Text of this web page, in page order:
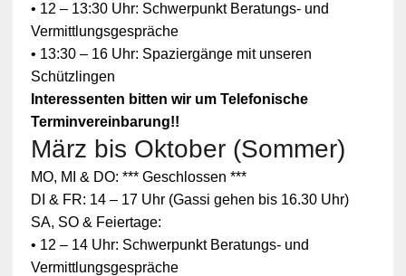
• 12 – 13:30 Uhr: Schwerpunkt Beratungs- und
Vermittlungsgespräche
• 13:30 – 16 Uhr: Spaziergänge mit unseren
Schützlingen
Interessenten bitten wir um Telefonische
Terminvereinbarung!!
März bis Oktober (Sommer)
MO, MI & DO: *** Geschlossen ***
DI & FR: 14 – 17 Uhr (Gassi gehen bis 16.30 Uhr)
SA, SO & Feiertage:
• 12 – 14 Uhr: Schwerpunkt Beratungs- und
Vermittlungsgespräche
Zum
Schutz
Ihrer
persönlic
hen
Daten ist
die
Verbindun